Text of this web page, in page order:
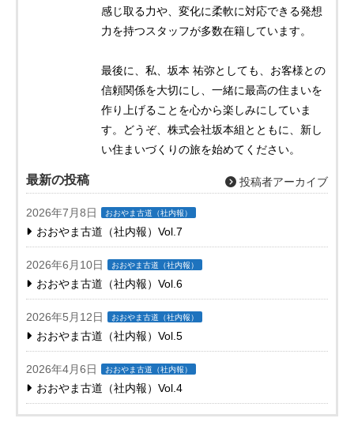
感じ取る力や、変化に柔軟に対応できる発想
力を持つスタッフが多数在籍しています。
最後に、私、坂本 祐弥としても、お客様との
信頼関係を大切にし、一緒に最高の住まいを
作り上げることを心から楽しみにしていま
す。どうぞ、株式会社坂本組とともに、新し
い住まいづくりの旅を始めてください。
最新の投稿 投稿者アーカイブ
2026年7月8日 おおやま古道（社内報）
おおやま古道（社内報）Vol.7
2026年6月10日 おおやま古道（社内報）
おおやま古道（社内報）Vol.6
2026年5月12日 おおやま古道（社内報）
おおやま古道（社内報）Vol.5
2026年4月6日 おおやま古道（社内報）
おおやま古道（社内報）Vol.4